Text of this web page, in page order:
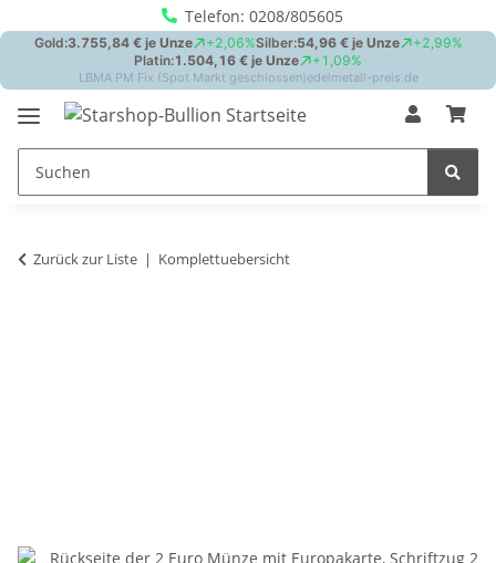
Telefon: 0208/805605
Zurück zur Liste Komplettuebersicht